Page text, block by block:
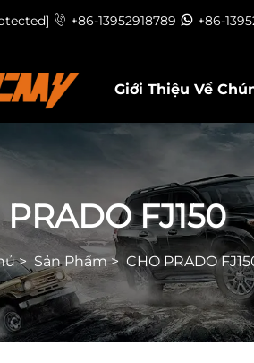
+86-13952918789 +86-
Giới Thiệu Về
FJ150
> Sản Phẩm> CHO PRADO